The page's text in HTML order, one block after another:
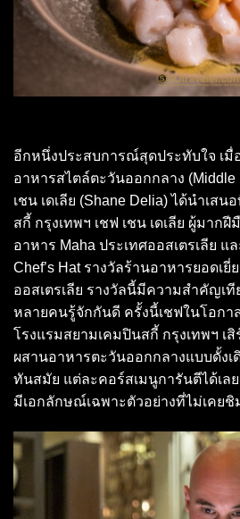
อีกหนึ่งประสบการณ์สุดประทับใจ เมื่
อาหารสไตล์ตะวันออกกลาง (Middle
เชน เดเลีย (Shane Delia) ได้นำเส
สกี้ กรุงเทพฯ เชฟ เชน เดเลีย ผู้มาก
อาหาร Maha ประเทศออสเตรเลีย แ
Chef’s Hat รางวัลร้านอาหารยอดเยี่
ออสเตรเลีย รางวัลนี้มีความสำคัญเ
หลายคนรู้จักกันดี ครั้งนี้เชฟในโอกา
โรงแรมสยามเคมปินสกี้ กรุงเทพฯ เ
ผสานอาหารตะวันออกกลางแบบดั้งเ
ทันสมัย แต่ละคอร์สเมนูการันตีได้เล
มีเอกลักษณ์เฉพาะตัวอย่างที่ไม่เคย